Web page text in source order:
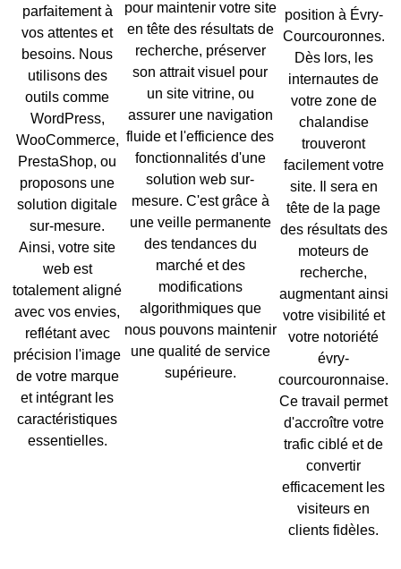
parfaitement à
vos attentes et
besoins. Nous
utilisons des
outils comme
WordPress,
WooCommerce,
PrestaShop, ou
proposons une
solution digitale
sur-mesure.
Ainsi, votre site
web est
totalement aligné
avec vos envies,
reflétant avec
précision l'image
de votre marque
et intégrant les
caractéristiques
essentielles.
pour maintenir votre site
en tête des résultats de
recherche, préserver
son attrait visuel pour
un site vitrine, ou
assurer une navigation
fluide et l'efficience des
fonctionnalités d'une
solution web sur-
mesure. C'est grâce à
une veille permanente
des tendances du
marché et des
modifications
algorithmiques que
nous pouvons maintenir
une qualité de service
supérieure.
position à Évry-
Courcouronnes.
Dès lors, les
internautes de
votre zone de
chalandise
trouveront
facilement votre
site. Il sera en
tête de la page
des résultats des
moteurs de
recherche,
augmentant ainsi
votre visibilitéet
votre notoriété
évry-
courcouronnaise.
Ce travail permet
d'accroître votre
trafic ciblé et de
convertir
efficacement les
visiteurs en
clients fidèles.